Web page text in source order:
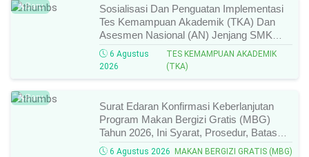
Baru
Sosialisasi Dan Penguatan Implementasi
Tes Kemampuan Akademik (TKA) Dan
Asesmen Nasional (AN) Jenjang SMK
Tahun 2026, Ini Jadwal, Materi, Dan Link
Mengikutinya!
6 Agustus
2026
TES KEMAMPUAN AKADEMIK
(TKA)
Baru
Surat Edaran Konfirmasi Keberlanjutan
Program Makan Bergizi Gratis (MBG)
Tahun 2026, Ini Syarat, Prosedur, Batas
Waktu, Dan Cara Konfirmasinya!
6 Agustus 2026 MAKAN BERGIZI GRATIS (MBG)